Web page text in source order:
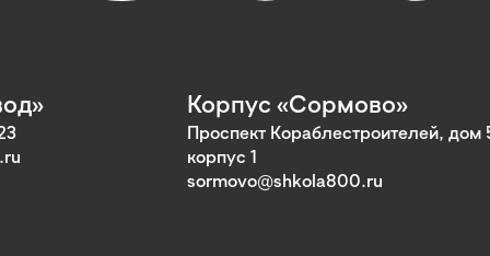
Корпус «Сормово»
Проспект Кораблестроителей, дом
корпус 1
sormovo@shkola800.ru